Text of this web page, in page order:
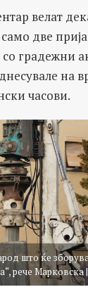
велат
две
градежни
на
часови.
што ќе
рече